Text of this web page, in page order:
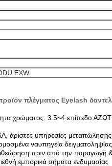
EXW
πλέγματος Eyelash
χρώματος: 3.5~4 επίπεδο
άριστες υπηρεσίες μεταπώλησης.
ναυπηγεία
πριν από την παραγωγή
εμπορικά σήματα ενδυμασίας